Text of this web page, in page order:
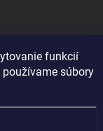
funkcií
súbory